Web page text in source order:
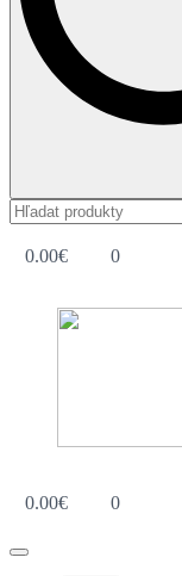
0.00€ 0
0.00€ 0